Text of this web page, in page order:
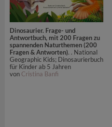
Dinosaurier. Frage- und
Antwortbuch, mit 200 Fragen zu
spannenden Naturthemen (200
Fragen & Antworten). . National
Geographic Kids; Dinosaurierbuch
für Kinder ab 5 Jahren
von Cristina Banfi